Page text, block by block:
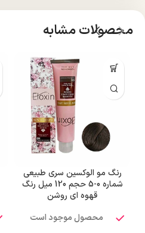
محصولات مشابه
رنگ مو الوکسین سری طبیعی
شماره 0-5 حجم 120 میل رنگ
قهوه ای روشن
محصول موجود است